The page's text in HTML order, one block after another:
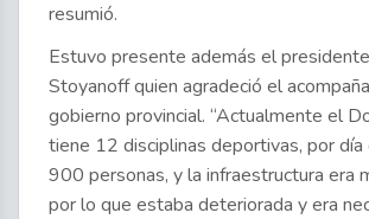
resumió.
Estuvo presente además el
Stoyanoff quien agradeció el
gobierno provincial. “Actualmente el
tiene 12 disciplinas deportivas, por día
900 personas, y la infraestructura era
por lo que estaba deteriorada y era